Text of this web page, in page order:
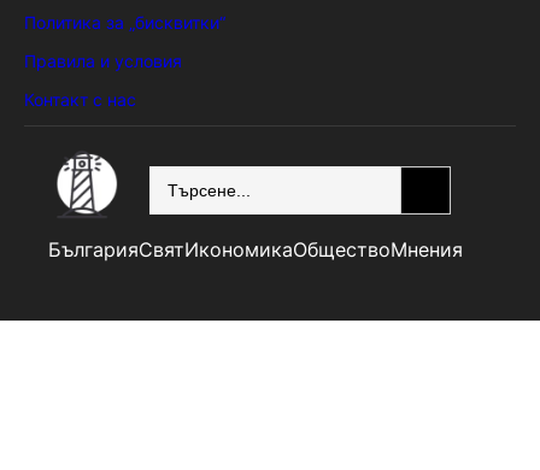
Политика за „бисквитки“
Правила и условия
Контакт с нас
БългарияСвятИкономикаОбществоМнения